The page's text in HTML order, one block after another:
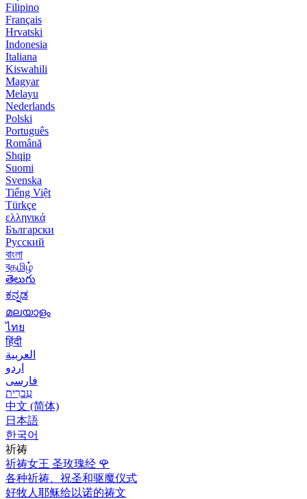
Filipino
Français
Hrvatski
Indonesia
Italiana
Kiswahili
Magyar
Melayu
Nederlands
Polski
Português
Română
Shqip
Suomi
Svenska
Tiếng Việt
Türkçe
ελληνικά
Български
Русский
বাংলা
বதமிழ்
తెలుగు
ಕನ್ನಡ
മലയാളം
ไทย
हिंदी
العربية
اردو
فارسی
עִברִית
中文 (简体)
日本語
한국어
祈祷
祈祷女王 圣玫瑰经 🌹
各种祈祷、祝圣和驱魔仪式
好牧人耶稣给以诺的祷文